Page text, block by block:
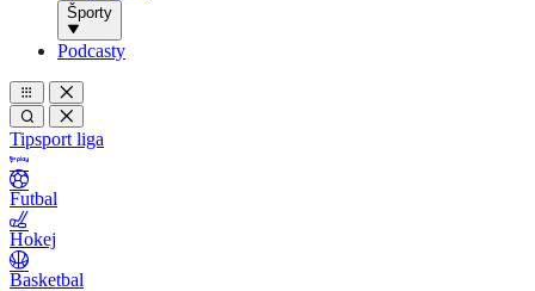
Športy
Podcasty
Tipsport liga
Futbal
Hokej
Basketbal